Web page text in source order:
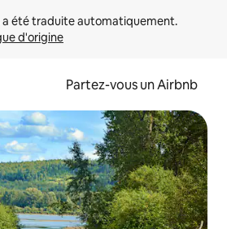
d'origine
Partez-vous un Airbnb